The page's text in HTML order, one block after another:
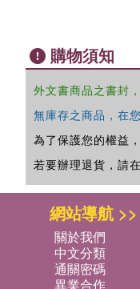
購物須知
外文書商品之書封
無庫存之商品，在
為了保護您的權益
若要辦理退貨，請
網站導航 >>
關於我們
中文分類
通關密碼
異業合作